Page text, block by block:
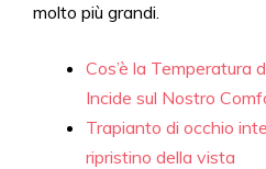
molto più grandi.
Cos’è la Temperatura
Incide sul Nostro
Trapianto di occhio
ripristino della vista